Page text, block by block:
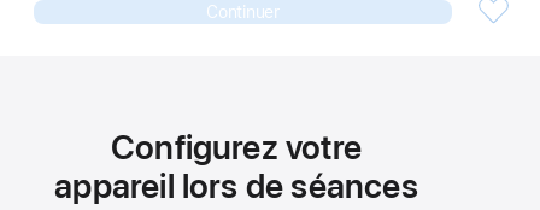
Continuer
Configurez votre
appareil lors de séances